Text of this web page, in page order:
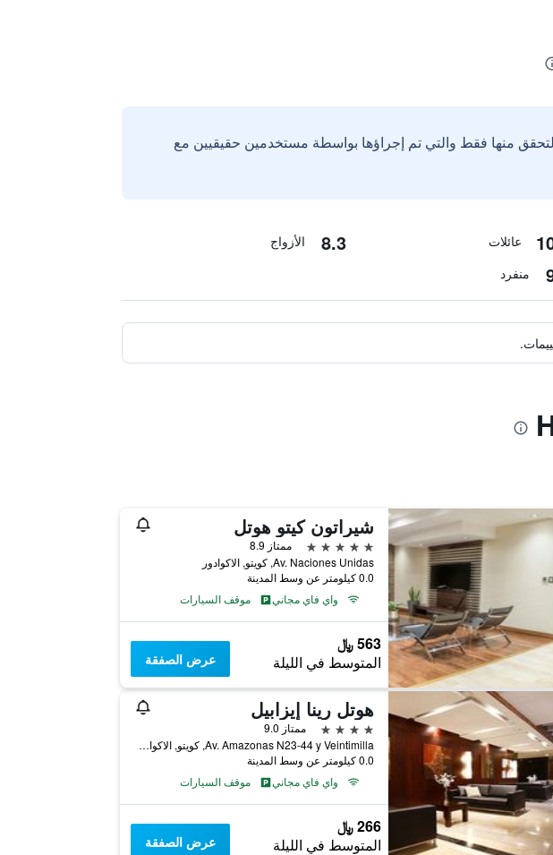
منها فقط والتي تم إجراؤها بواسطة مستخدمين حقيقيين مع
عائلات 8.3 الأزواج
منفرد
شيراتون كيتو هوتل
5 نجوم
ممتاز 8.9
Av. Naciones Unidas, كويتو, الاكوادور
0.0 كيلومتر عن وسط المدينة
واي فاي مجاني
موقف السيارات
563 ﷼
المتوسط في الليلة عرض الصفقة
هوتل رينا إيزابيل
4 نجوم
ممتاز 9.0
Av. Amazonas N23-44 y Veintimilla, كويتو, الاكوادور
0.0 كيلومتر عن وسط المدينة
واي فاي مجاني
موقف السيارات
266 ﷼
المتوسط في الليلة عرض الصفقة